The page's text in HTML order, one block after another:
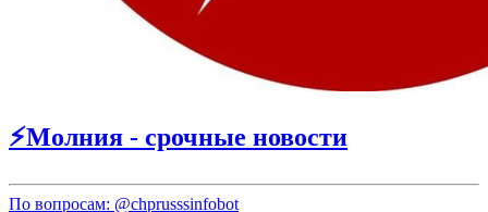
⚡️Молния - срочные новости
По вопросам: @chprusssinfobot